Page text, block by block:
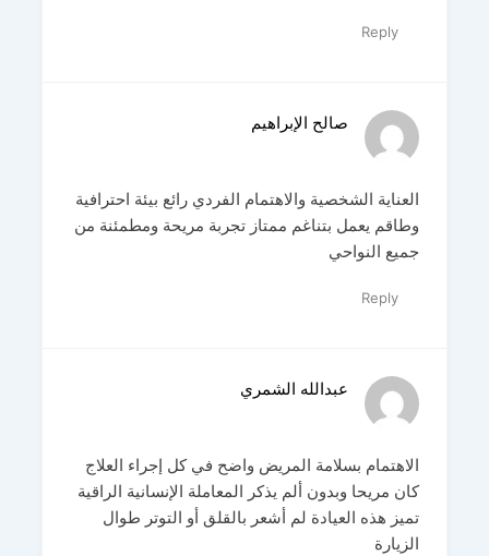
Reply
صالح الإبراهيم
العناية الشخصية والاهتمام الفردي رائع بيئة احترافية
وطاقم يعمل بتناغم ممتاز تجربة مريحة ومطمئنة من
جميع النواحي
Reply
عبدالله الشمري
الاهتمام بسلامة المريض واضح في كل إجراء العلاج
كان مريحا وبدون ألم يذكر المعاملة الإنسانية الراقية
تميز هذه العيادة لم أشعر بالقلق أو التوتر طوال
الزيارة